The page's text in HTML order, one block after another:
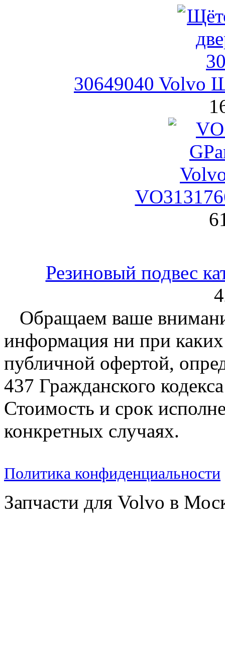
30649040 Volvo
Резиновый подвес
Обращаем ваше
информация ни при каких
публичной офертой,
437 Гражданского
Стоимость и срок
конкретных случаях.
Политика конфиденциальности
Запчасти для Volvo в